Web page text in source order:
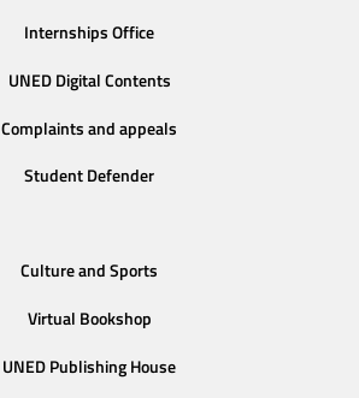
Internships Office
UNED Digital Contents
Complaints and appeals
Student Defender
Culture and Sports
Virtual Bookshop
UNED Publishing House